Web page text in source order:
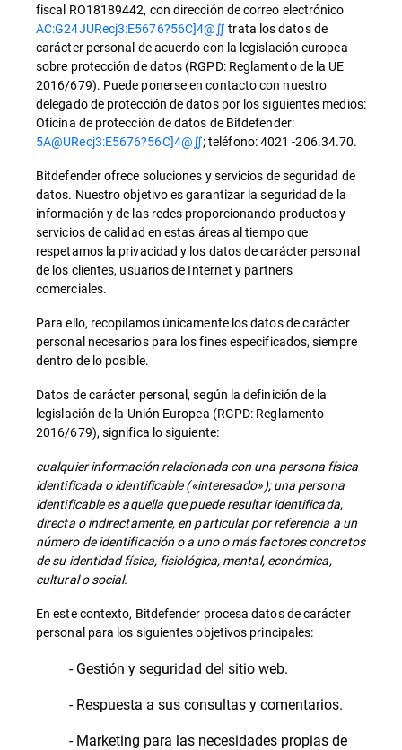
fiscal RO18189442, con dirección de correo electrónico
AC:G24JURecj3:E5676?56C]4@∬trata los datos de
carácter personal de acuerdo con la legislación europea
sobre protección de datos (RGPD: Reglamento de la UE
2016/679). Puede ponerse en contacto con nuestro
delegado de protección de datos por los siguientes medios:
Oficina de protección de datos de Bitdefender:
5A@URecj3:E5676?56C]4@∬; teléfono: 4021 -206.34.70.
Bitdefender ofrece soluciones y servicios de seguridad de
datos. Nuestro objetivo es garantizar la seguridad de la
información y de las redes proporcionando productos y
servicios de calidad en estas áreas al tiempo que
respetamos la privacidad y los datos de carácter personal
de los clientes, usuarios de Internet y partners
comerciales.
Para ello, recopilamos únicamente los datos de carácter
personal necesarios para los fines especificados, siempre
dentro de lo posible.
Datos de carácter personal, según la definición de la
legislación de la Unión Europea (RGPD: Reglamento
2016/679), significa lo siguiente:
cualquier información relacionada con una persona física
identificada o identificable («interesado»); una persona
identificable es aquella que puede resultar identificada,
directa o indirectamente, en particular por referencia a un
número de identificación o a uno o más factores concretos
de su identidad física, fisiológica, mental, económica,
cultural o social.
En este contexto, Bitdefender procesa datos de carácter
personal para los siguientes objetivos principales:
- Gestión y seguridad del sitio web.
- Respuesta a sus consultas y comentarios.
- Marketing para las necesidades propias de